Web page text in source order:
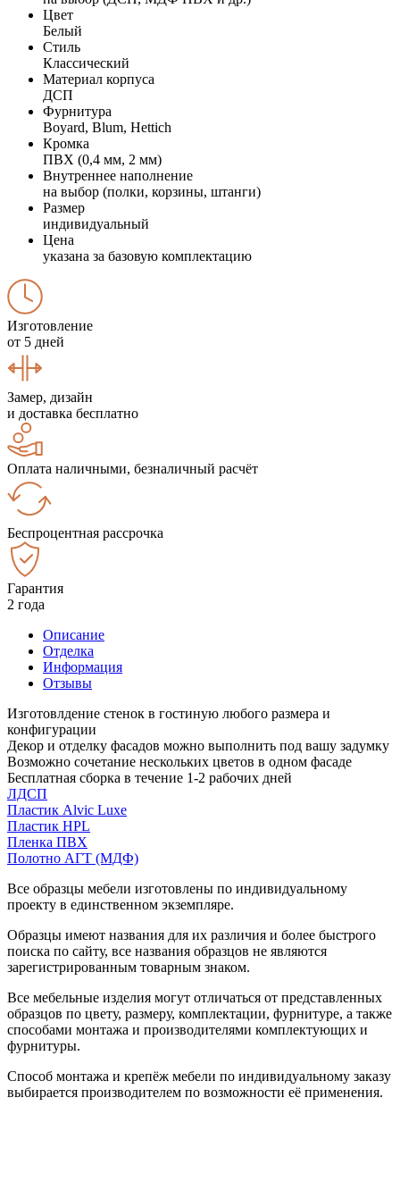
Цвет
Белый
Стиль
Классический
Материал корпуса
ДСП
Фурнитура
Boyard, Blum, Hettich
Кромка
ПВХ (0,4 мм, 2 мм)
Внутреннее наполнение
на выбор (полки, корзины, штанги)
Размер
индивидуальный
Цена
указана за базовую комплектацию
Изготовление
от 5 дней
Замер, дизайн
и доставка бесплатно
Оплата наличными, безналичный расчёт
Беспроцентная рассрочка
Гарантия
2 года
Описание
Отделка
Информация
Отзывы
Изготовлдение стенок в гостиную любого размера и
конфигурации
Декор и отделку фасадов можно выполнить под вашу задумку
Возможно сочетание нескольких цветов в одном фасаде
Бесплатная сборка в течение 1-2 рабочих дней
ЛДСП
Пластик Alvic Luxe
Пластик HPL
Пленка ПВХ
Полотно АГТ (МДФ)
Все образцы мебели изготовлены по индивидуальному
проекту в единственном экземпляре.
Образцы имеют названия для их различия и более быстрого
поиска по сайту, все названия образцов не являются
зарегистрированным товарным знаком.
Все мебельные изделия могут отличаться от представленных
образцов по цвету, размеру, комплектации, фурнитуре, а также
способами монтажа и производителями комплектующих и
фурнитуры.
Способ монтажа и крепёж мебели по индивидуальному заказу
выбирается производителем по возможности её применения.